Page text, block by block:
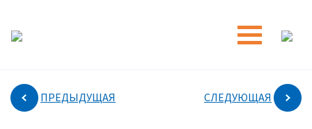
ПРЕДЫДУЩАЯ СЛЕДУЮЩАЯ